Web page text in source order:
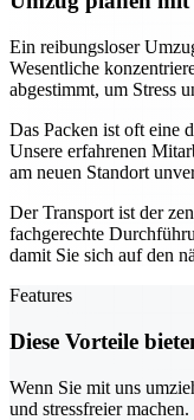
Ein reibungsloser
Wesentliche
abgestimmt, um Stress
Das Packen ist oft eine
Unsere erfahrenen
am neuen Standort
Der Transport ist der
fachgerechte
damit Sie sich auf den
Features
Diese Vorteile
Wenn Sie mit uns
und stressfreier machen.